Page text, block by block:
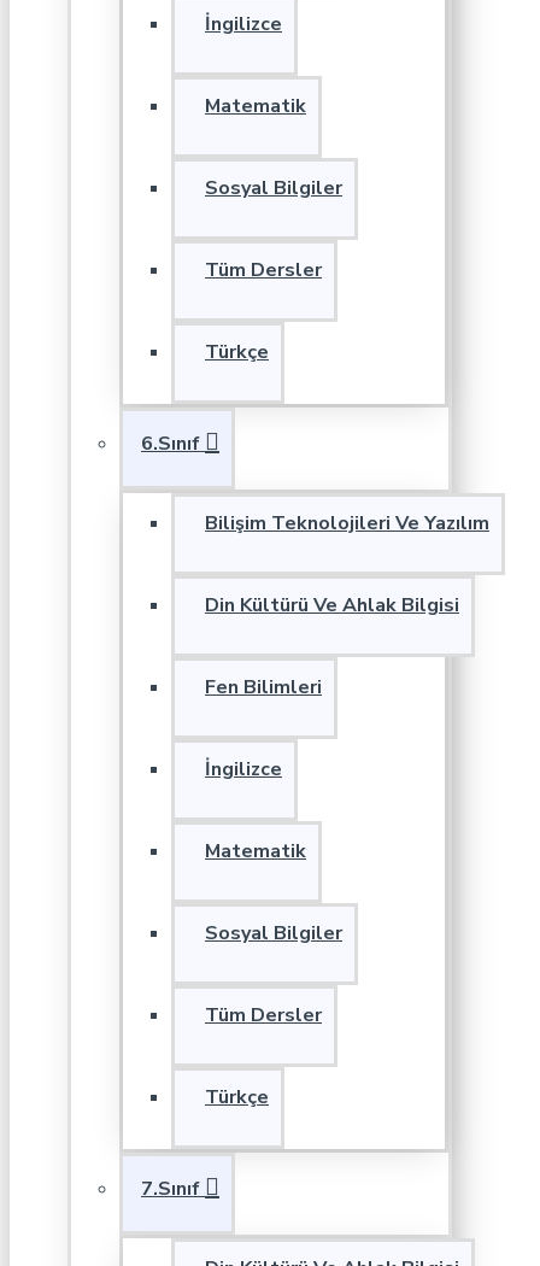
İngilizce
Matematik
Sosyal Bilgiler
Tüm Dersler
Türkçe
6.Sınıf
Bilişim Teknolojileri Ve Yazılım
Din Kültürü Ve Ahlak Bilgisi
Fen Bilimleri
İngilizce
Matematik
Sosyal Bilgiler
Tüm Dersler
Türkçe
7.Sınıf